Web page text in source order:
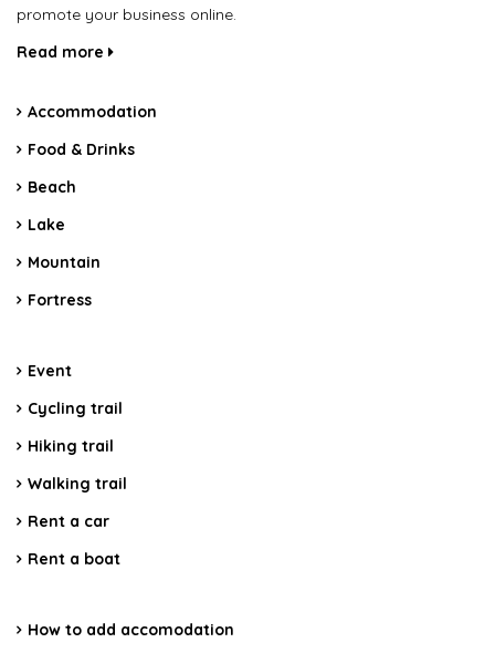
promote your business online.
Read more
Accommodation
Food & Drinks
Beach
Lake
Mountain
Fortress
Event
Cycling trail
Hiking trail
Walking trail
Rent a car
Rent a boat
How to add accomodation